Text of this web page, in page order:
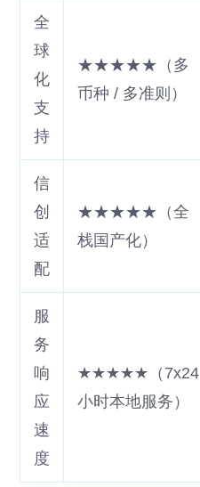
全
球
化
支
持
★★★★★（多
币种 / 多准则）
信
创
适
配
★★★★★（全
栈国产化）
服
务
响
应
速
度
★★★★★（7x24
小时本地服务）